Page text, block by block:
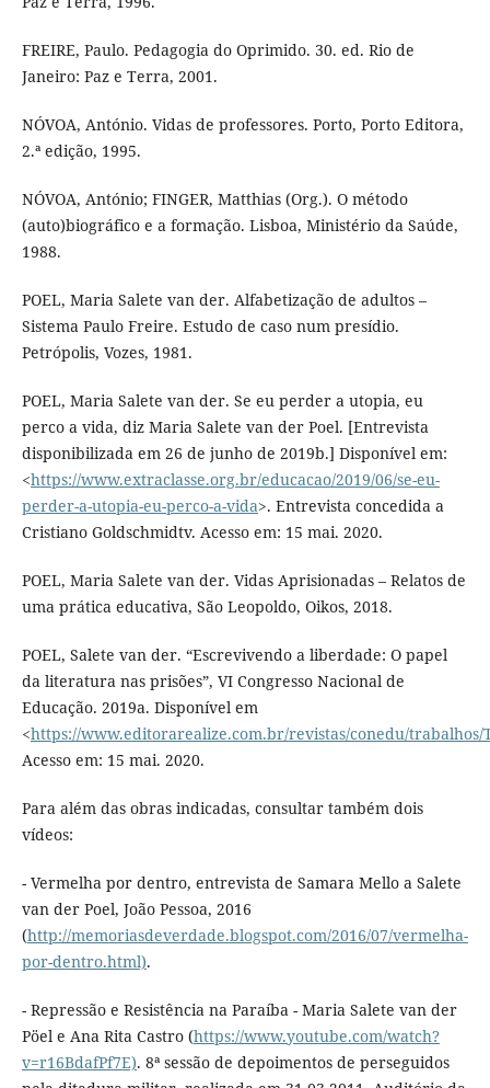
FREIRE, Paulo. Pedagogia do Oprimido. 30. ed. Rio de
Janeiro: Paz e Terra, 2001.
NÓVOA, António. Vidas de professores. Porto, Porto Editora,
2.ª edição, 1995.
NÓVOA, António; FINGER, Matthias (Org.). O método
(auto)biográfico e a formação. Lisboa, Ministério da Saúde,
1988.
POEL, Maria Salete van der. Alfabetização de adultos –
Sistema Paulo Freire. Estudo de caso num presídio.
Petrópolis, Vozes, 1981.
POEL, Maria Salete van der. Se eu perder a utopia, eu
perco a vida, diz Maria Salete van der Poel. [Entrevista
disponibilizada em 26 de junho de 2019b.] Disponível em:
<https://www.extraclasse.org.br/educacao/2019/06/se-eu-
perder-a-utopia-eu-perco-a-vida>. Entrevista concedida a
Cristiano Goldschmidtv. Acesso em: 15 mai. 2020.
POEL, Maria Salete van der. Vidas Aprisionadas – Relatos de
uma prática educativa, São Leopoldo, Oikos, 2018.
POEL, Salete van der. “Escrevivendo a liberdade: O papel
da literatura nas prisões”, VI Congresso Nacional de
Educação. 2019a. Disponível em
<https://www.editorarealize.com.br/revistas/conedu/trabalhos/
Acesso em: 15 mai. 2020.
Para além das obras indicadas, consultar também dois
vídeos:
- Vermelha por dentro, entrevista de Samara Mello a Salete
van der Poel, João Pessoa, 2016
(http://memoriasdeverdade.blogspot.com/2016/07/vermelha-
por-dentro.html).
- Repressão e Resistência na Paraíba - Maria Salete van der
Pöel e Ana Rita Castro (https://www.youtube.com/watch?
v=r16BdafPf7E). 8ª sessão de depoimentos de perseguidos